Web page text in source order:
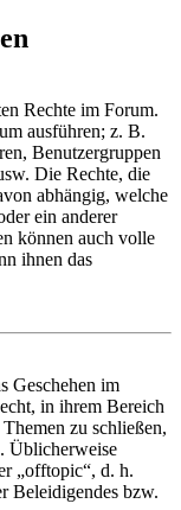
Rechte im Forum.
ausführen; z. B.
Benutzergruppen
Die Rechte, die
abhängig, welche
ein anderer
können auch volle
ihnen das
Geschehen im
in ihrem Bereich
zu schließen,
Üblicherweise
„offtopic“, d. h.
Beleidigendes bzw.